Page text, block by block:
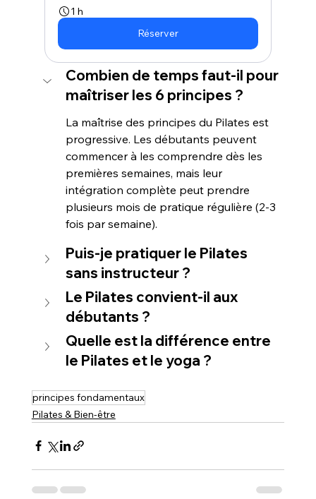
1 h
Réserver
Combien de temps faut-il pour
maîtriser les 6 principes ?
La maîtrise des principes du Pilates est
progressive. Les débutants peuvent
commencer à les comprendre dès les
premières semaines, mais leur
intégration complète peut prendre
plusieurs mois de pratique régulière (2-3
fois par semaine).
Puis-je pratiquer le Pilates
sans instructeur ?
Le Pilates convient-il aux
débutants ?
Quelle est la différence entre
le Pilates et le yoga ?
principes fondamentaux
Pilates & Bien-être